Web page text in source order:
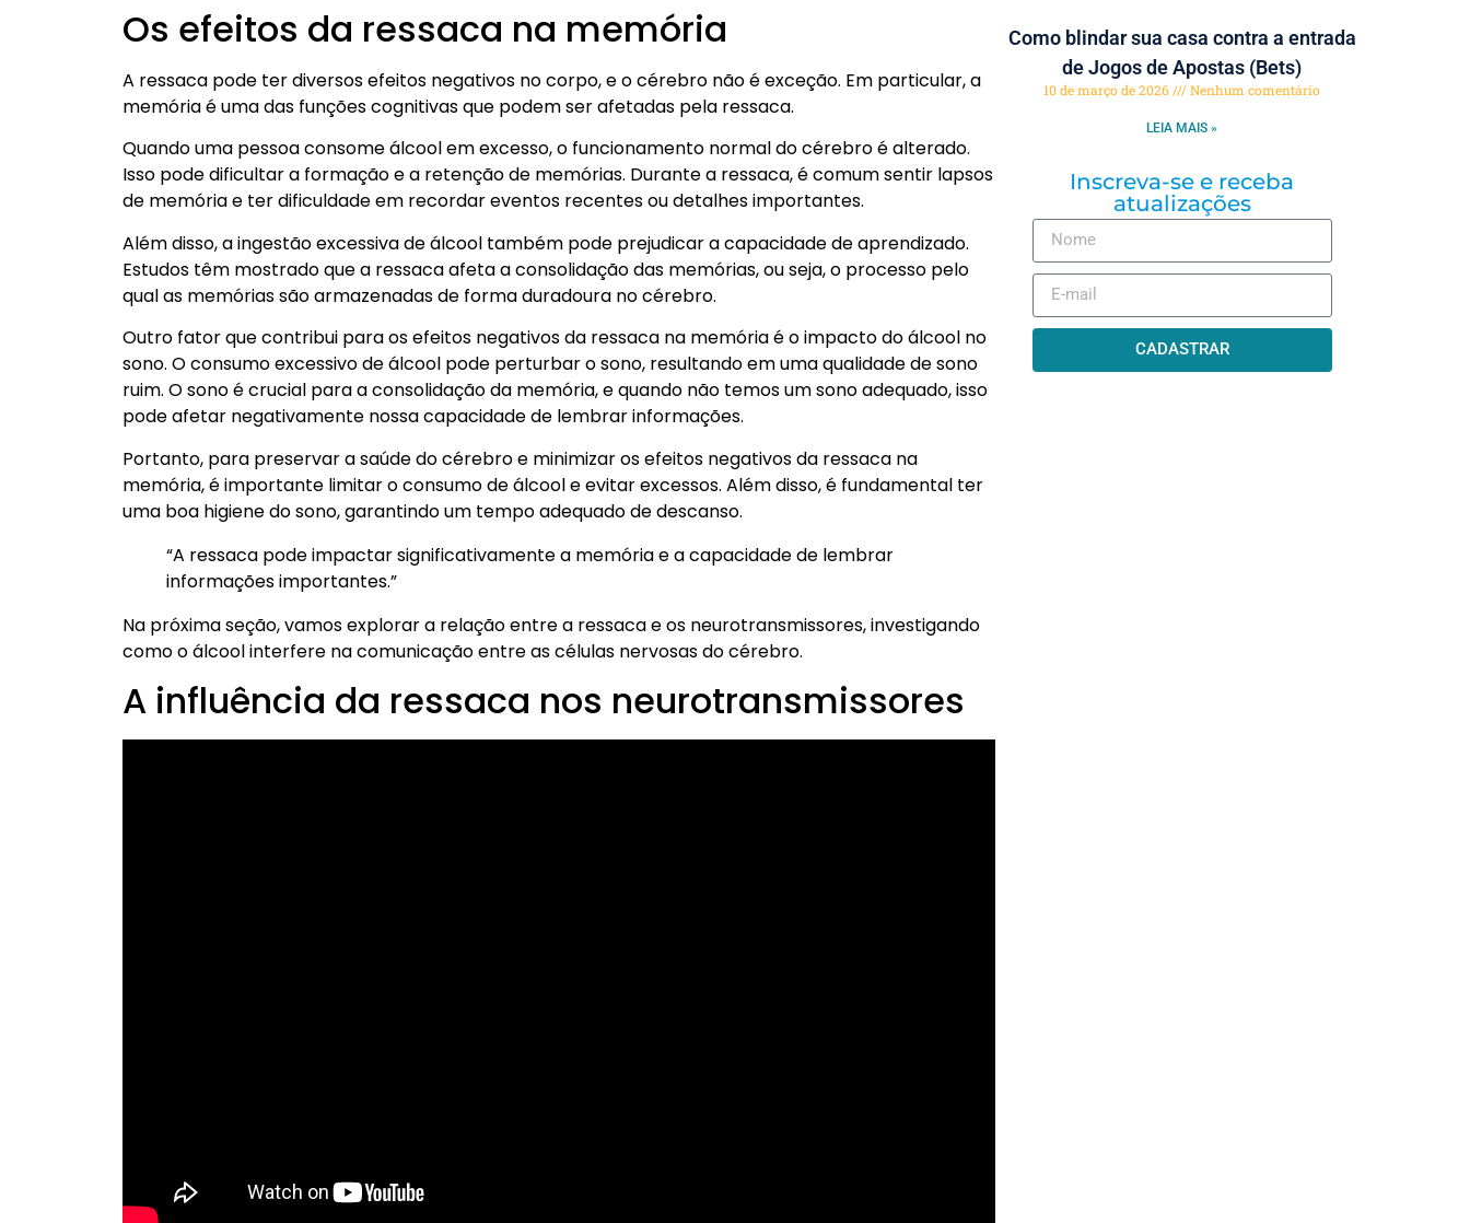
Os efeitos da ressaca na memória
A ressaca pode ter diversos efeitos negativos no corpo, e o cérebro não é exceção. Em particular, a
memória é uma das funções cognitivas que podem ser afetadas pela ressaca.
Quando uma pessoa consome álcool em excesso, o funcionamento normal do cérebro é alterado.
Isso pode dificultar a formação e a retenção de memórias. Durante a ressaca, é comum sentir lapsos
de memória e ter dificuldade em recordar eventos recentes ou detalhes importantes.
Além disso, a ingestão excessiva de álcool também pode prejudicar a capacidade de aprendizado.
Estudos têm mostrado que a ressaca afeta a consolidação das memórias, ou seja, o processo pelo
qual as memórias são armazenadas de forma duradoura no cérebro.
Outro fator que contribui para os efeitos negativos da ressaca na memória é o impacto do álcool no
sono. O consumo excessivo de álcool pode perturbar o sono, resultando em uma qualidade de sono
ruim. O sono é crucial para a consolidação da memória, e quando não temos um sono adequado, isso
pode afetar negativamente nossa capacidade de lembrar informações.
Portanto, para preservar a saúde do cérebro e minimizar os efeitos negativos da ressaca na
memória, é importante limitar o consumo de álcool e evitar excessos. Além disso, é fundamental ter
uma boa higiene do sono, garantindo um tempo adequado de descanso.
“A ressaca pode impactar significativamente a memória e a capacidade de lembrar
informações importantes.”
Na próxima seção, vamos explorar a relação entre a ressaca e os neurotransmissores, investigando
como o álcool interfere na comunicação entre as células nervosas do cérebro.
A influência da ressaca nos neurotransmissores
Como blindar sua casa contra a entrada
de Jogos de Apostas (Bets)
10 de março de 2026 Nenhum comentário
LEIA MAIS »
Inscreva-se e receba
atualizações
CADASTRAR